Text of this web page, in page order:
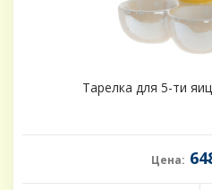
Тарелка для 5-ти
Цена: